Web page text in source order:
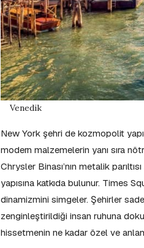
Venedik
New York şehri de kozmopolit
modern malzemelerin yanı sıra
Chrysler Binası’nın metalik
yapısına katkıda bulunur. Times
dinamizmini simgeler. Şehirler
zenginleştirildiği insan ruhuna
hissetmenin ne kadar özel ve